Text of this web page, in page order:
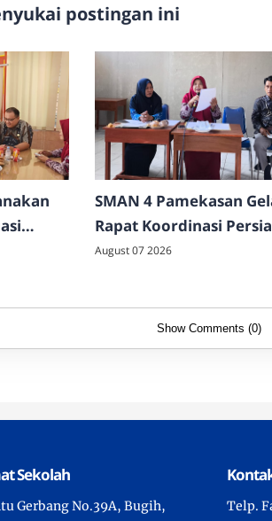
postingan ini
di
SMAN 4 Pamekasan
Rapat Koordinasi
Upacara HUT ke-81
August 07 2026
Show Comments (0)
Sekolah
Gerbang No.39A, Bugih, Telp.